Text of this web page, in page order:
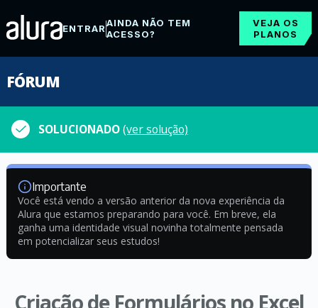
ENTRARAINDA NÃO TEM
ACESSO?
VEJA OS
PLANOS
FÓRUM
SOLUCIONADO(ver solução)
Importante
Você está vendo a versão anterior da nova experiência da
Alura que estamos preparando para você. Em breve, ela
ganha uma identidade visual novinha totalmente pensada
em potencializar seus estudos!
Criação de Formulários no Excel